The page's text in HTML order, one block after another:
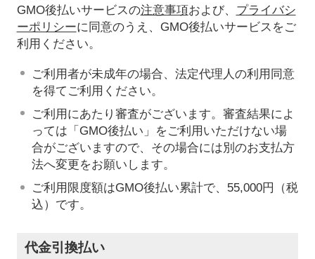
GMO後払いサービスの注意事項および、 プライバシ
ーポリシーに同意のうえ、GMO後払いサービスをご
利用ください。
ご利用者が未成年の場合、法定代理人の利用同意
を得てご利用ください。
ご利用にあたり審査がございます。審査結果によ
っては「GMO後払い」をご利用いただけない場
合がございますので、その場合には別のお支払方
法へ変更をお願いします。
ご利用限度額はGMO後払い累計で、55,000円（税
込）です。
代金引換払い